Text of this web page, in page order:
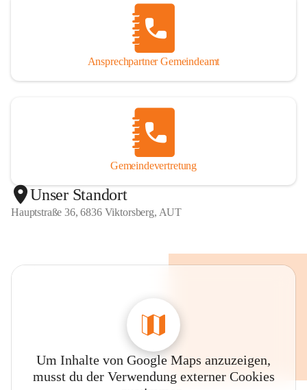
Ansprechpartner Gemeindeamt
Gemeindevertretung
Unser Standort
Hauptstraße 36, 6836 Viktorsberg, AUT
Um Inhalte von Google Maps anzuzeigen,
musst du der Verwendung externer Cookies